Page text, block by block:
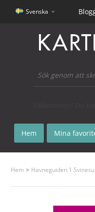
Svenska
Hem Mina
Hem » Havneguiden 1